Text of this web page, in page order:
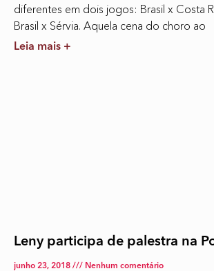
diferentes em dois jogos: Brasil x Costa
Brasil x Sérvia. Aquela cena do choro ao
Leia mais +
Leny participa de palestra na
junho 23, 2018 Nenhum comentário